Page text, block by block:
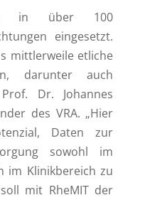
in über 100
eingesetzt.
mittlerweile etliche
darunter auch
Dr. Johannes
des VRA. „Hier
Daten zur
sowohl im
im Klinikbereich zu
mit RheMIT der